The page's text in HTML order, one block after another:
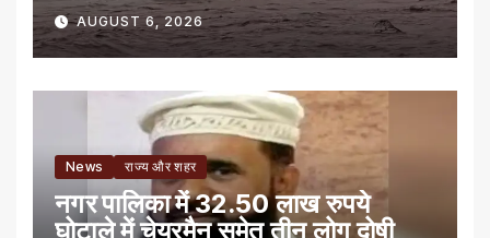
AUGUST 6, 2026
News राज्य और शहर
नगर पालिका में 32.50 लाख रुपये
घोटाले में चेयरमैन समेत तीन लोग दोषी